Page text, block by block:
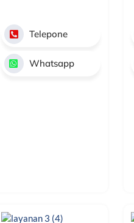
Telepone
Whatsapp